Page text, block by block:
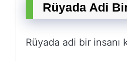
Rüyada Adi
Rüyada adi bir